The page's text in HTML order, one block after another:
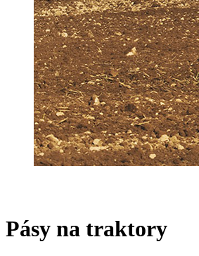
Pásy na traktory